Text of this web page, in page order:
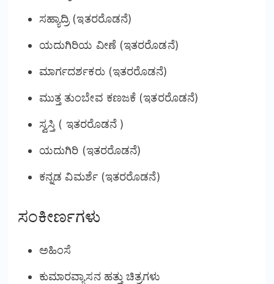
ಸಹ್ಯಾದ್ರಿ (ಇತರರೊಡನೆ)
ಯದುಗಿರಿಯ ವೀಣೆ (ಇತರರೊಡನೆ)
ಮಾರ್ಗದರ್ಶಕರು (ಇತರರೊಡನೆ)
ಮುತ್ತ ತುಂಬೇವ ಕಣಜಕೆ (ಇತರರೊಡನೆ)
ಸ್ವಸ್ತಿ ( ಇತರರೊಡನೆ )
ಯದುಗಿರಿ (ಇತರರೊಡನೆ)
ಕನ್ನಡ ವಿಮರ್ಶೆ (ಇತರರೊಡನೆ)
ಸಂಕೀರ್ಣಗಳು
ಅಹಿಂಸೆ
ಕುಮಾರವ್ಯಾಸನ ಹತ್ತು ಚಿತ್ರಗಳು